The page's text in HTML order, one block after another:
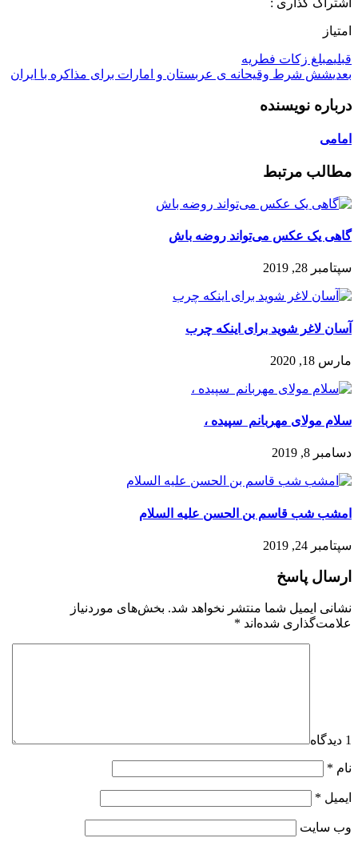
امتیاز
قبلیمبلغ زکات فطریه
بعدیشش شرط وقیحانه ی عربستان و امارات برای مذاکره با ایران
درباره نویسنده
امامی
مطالب مرتبط
گاهی یک عکس می‌تواند روضه باش
سپتامبر 28, 2019
آسان لاغر شوید برای اینکه چرب
مارس 18, 2020
سلام مولای مهربانم ️ سپیده ،
دسامبر 8, 2019
امشب شب قاسم بن الحسن علیه السلام
سپتامبر 24, 2019
ارسال پاسخ
نشانی ایمیل شما منتشر نخواهد شد. بخش‌های موردنیاز
علامت‌گذاری شده‌اند *
1 دیدگاه
نام *
ایمیل *
وب‌ سایت